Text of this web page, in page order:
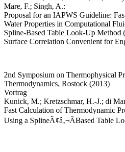
Mare, F.; Singh, A.:
Proposal for an IAPWS Guideline:
Water Properties in Computational
Spline-Based Table Look-Up Method
Surface Correlation Convenient for
2nd Symposium on Thermophysical
Thermodynamics, Rostock (2013)
Vortrag
Kunick, M.; Kretzschmar, H.-J.; di
Fast Calculation of Thermodynamic
Using a SplineÃ¢â‚¬ÂBased Table